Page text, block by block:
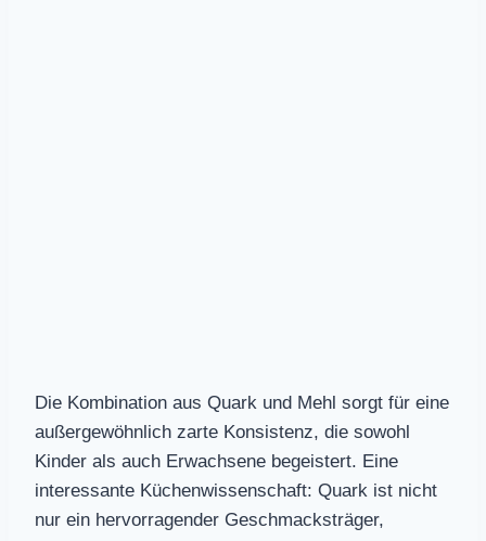
Die Kombination aus Quark und Mehl sorgt für eine
außergewöhnlich zarte Konsistenz, die sowohl
Kinder als auch Erwachsene begeistert. Eine
interessante Küchenwissenschaft: Quark ist nicht
nur ein hervorragender Geschmacksträger,